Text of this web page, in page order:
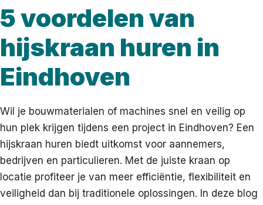
5 voordelen van
hijskraan huren in
Eindhoven
Wil je bouwmaterialen of machines snel en veilig op
hun plek krijgen tijdens een project in Eindhoven? Een
hijskraan huren biedt uitkomst voor aannemers,
bedrijven en particulieren. Met de juiste kraan op
locatie profiteer je van meer efficiëntie, flexibiliteit en
veiligheid dan bij traditionele oplossingen. In deze blog